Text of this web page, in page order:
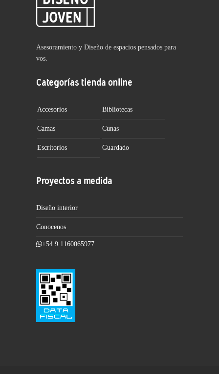
Asesoramiento y Diseño de espacios pensados para
vos.
Categorías tienda online
Accesorios Bibliotecas
Camas Cunas
Escritorios Guardado
Proyectos a medida
Diseño interior
Conocenos
+54 9 1160065977